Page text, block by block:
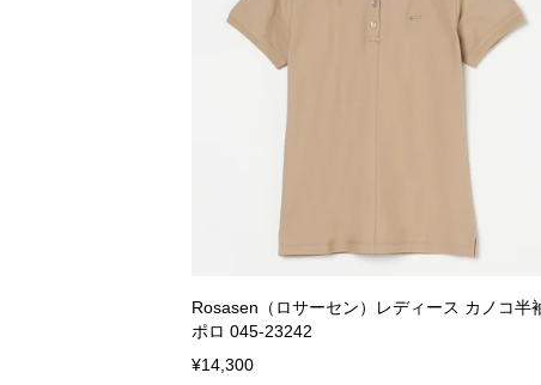
Rosasen（ロサーセン）レディース カノコ半
ポロ 045-23242
¥14,300